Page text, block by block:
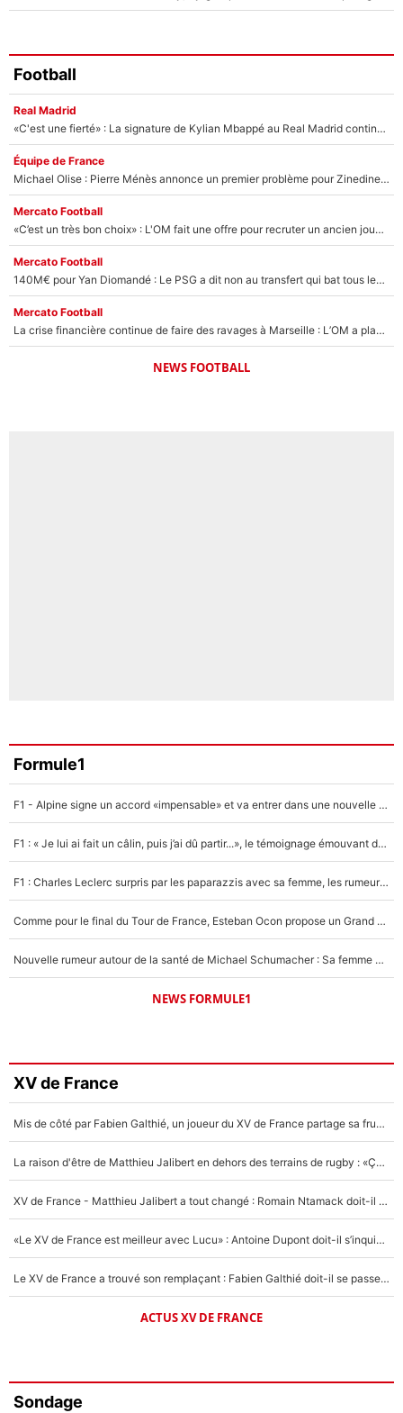
Football
Real Madrid
«C'est une fierté» : La signature de Kylian Mbappé au Real Madrid continue de régaler l'Espagne
Équipe de France
Michael Olise : Pierre Ménès annonce un premier problème pour Zinedine Zidane en équipe de France
Mercato Football
«C’est un très bon choix» : L'OM fait une offre pour recruter un ancien joueur du PSG... et c'est validé dans l'After Foot !
Mercato Football
140M€ pour Yan Diomandé : Le PSG a dit non au transfert qui bat tous les records sur le mercato
Mercato Football
La crise financière continue de faire des ravages à Marseille : L’OM a placé 12 joueurs sur le marché des transferts… et ça pourrait lui rapporter près de 100M€ !
NEWS FOOTBALL
Formule1
F1 - Alpine signe un accord «impensable» et va entrer dans une nouvelle dimension : Grande nouvelle pour Pierre Gasly !
F1 : « Je lui ai fait un câlin, puis j’ai dû partir...», le témoignage émouvant de Max Verstappen sur sa fille
F1 : Charles Leclerc surpris par les paparazzis avec sa femme, les rumeurs étaient vraies !
Comme pour le final du Tour de France, Esteban Ocon propose un Grand Prix de Formule 1 à Paris : «Autour de l’Arc de Triomphe, ce serait génial» !
Nouvelle rumeur autour de la santé de Michael Schumacher : Sa femme Corinna sort du silence
NEWS FORMULE1
XV de France
Mis de côté par Fabien Galthié, un joueur du XV de France partage sa frustration : «ils ne me l’ont pas dit tout de suite»
La raison d'être de Matthieu Jalibert en dehors des terrains de rugby : «Ça m'atteint autant que si tu touches à un membre de ma famille»
XV de France - Matthieu Jalibert a tout changé : Romain Ntamack doit-il s’inquiéter pour sa place à un an de la Coupe du monde ?
«Le XV de France est meilleur avec Lucu» : Antoine Dupont doit-il s’inquiéter pour sa place ?
Le XV de France a trouvé son remplaçant : Fabien Galthié doit-il se passer d'Antoine Dupont ?
ACTUS XV DE FRANCE
Sondage